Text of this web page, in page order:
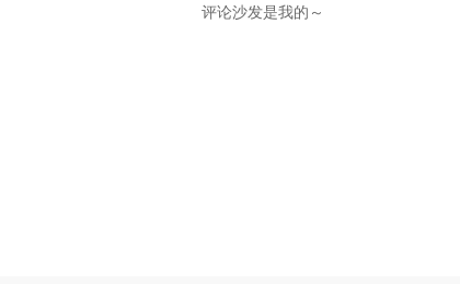
评论沙发是我的～